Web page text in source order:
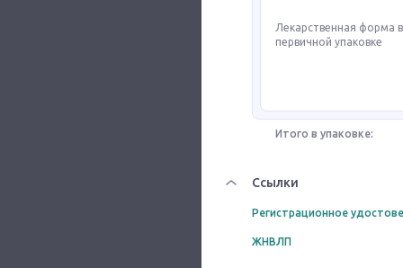
Лекарственная форма
первичной упаковке
Итого в упаковке:
Ссылки
Регистрационное
ЖНВЛП